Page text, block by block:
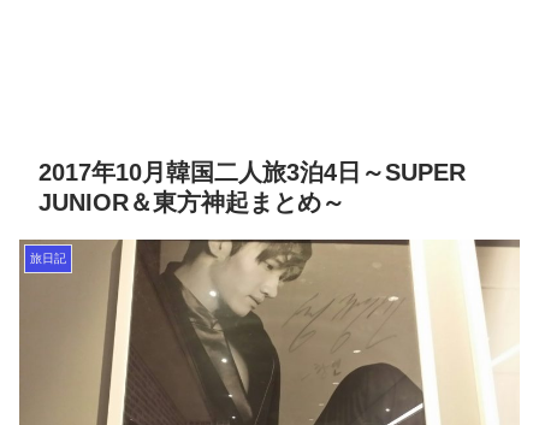
2017年10月韓国二人旅3泊4日～SUPER
JUNIOR＆東方神起まとめ～
旅日記